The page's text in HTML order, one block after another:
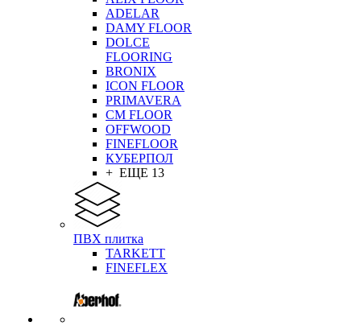
ADELAR
DAMY FLOOR
DOLCE
FLOORING
BRONIX
ICON FLOOR
PRIMAVERA
CM FLOOR
OFFWOOD
FINEFLOOR
КУБЕРПОЛ
+ ЕЩЕ 13
ПВХ плитка
TARKETT
FINEFLEX